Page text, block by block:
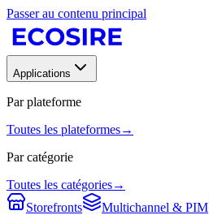
Passer au contenu principal
Applications
Par plateforme
Toutes les plateformes→
Par catégorie
Toutes les catégories→
Storefronts
Multichannel & PIM